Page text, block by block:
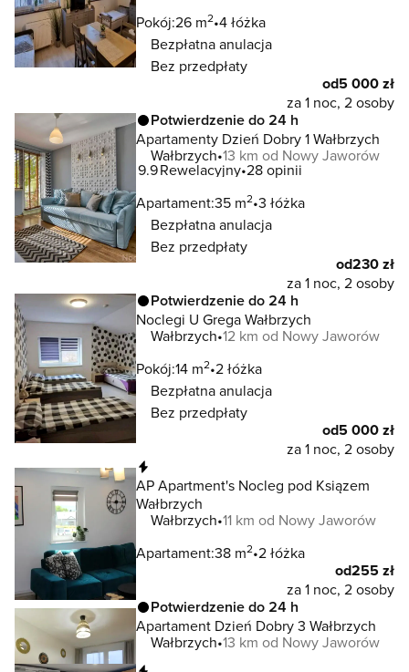
Pokój:26 m2 4 łóżka
Bezpłatna anulacja
Bez przedpłaty
od5 000 zł
za 1 noc, 2 osoby
Potwierdzenie do 24 h
Apartamenty Dzień Dobry 1 Wałbrzych
Wałbrzych 13 km od Nowy Jaworów
9.9Rewelacyjny 28 opinii
Apartament:35 m2 3 łóżka
Bezpłatna anulacja
Bez przedpłaty
od230 zł
za 1 noc, 2 osoby
Potwierdzenie do 24 h
Noclegi U Grega Wałbrzych
Wałbrzych 12 km od Nowy Jaworów
Pokój:14 m2 2 łóżka
Bezpłatna anulacja
Bez przedpłaty
od5 000 zł
za 1 noc, 2 osoby
AP Apartment's Nocleg pod Ksiązem
Wałbrzych
Wałbrzych 11 km od Nowy Jaworów
Apartament:38 m2 2 łóżka
od255 zł
za 1 noc, 2 osoby
Potwierdzenie do 24 h
Apartament Dzień Dobry 3 Wałbrzych
Wałbrzych 13 km od Nowy Jaworów